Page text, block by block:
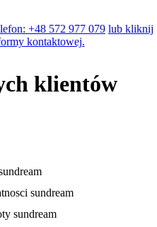
+48 572 977 079 lub kliknij
kontaktowej.
klientów